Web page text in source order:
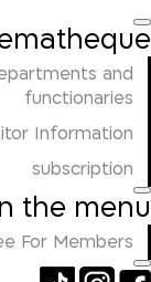
and
functionaries
Information
subscription
the menu
For Members